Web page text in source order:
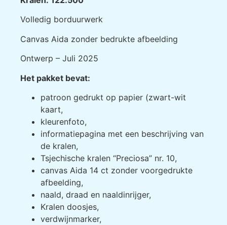
Volledig borduurwerk
Canvas Aida zonder bedrukte afbeelding
Ontwerp – Juli 2025
Het pakket bevat:
patroon gedrukt op papier (zwart-wit
kaart,
kleurenfoto,
informatiepagina met een beschrijving van
de kralen,
Tsjechische kralen “Preciosa” nr. 10,
canvas Aida 14 ct zonder voorgedrukte
afbeelding,
naald, draad en naaldinrijger,
Kralen doosjes,
verdwijnmarker,